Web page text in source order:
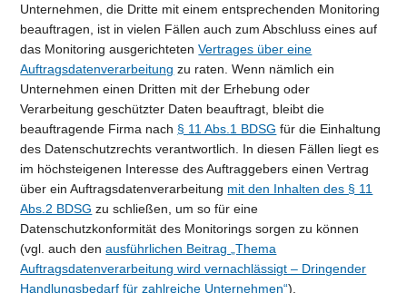
Unternehmen, die Dritte mit einem entsprechenden Monitoring
beauftragen, ist in vielen Fällen auch zum Abschluss eines auf
das Monitoring ausgerichtetenVertrages über eine
Auftragsdatenverarbeitung zu raten. Wenn nämlich ein
Unternehmen einen Dritten mit der Erhebung oder
Verarbeitung geschützter Daten beauftragt, bleibt die
beauftragende Firma nach § 11 Abs.1 BDSG für die Einhaltung
des Datenschutzrechts verantwortlich. In diesen Fällen liegt es
im höchsteigenen Interesse des Auftraggebers einen Vertrag
über ein Auftragsdatenverarbeitung mit den Inhalten des § 11
Abs.2 BDSG zu schließen, um so für eine
Datenschutzkonformität des Monitorings sorgen zu können
(vgl. auch denausführlichen Beitrag „Thema
Auftragsdatenverarbeitung wird vernachlässigt – Dringender
Handlungsbedarf für zahlreiche Unternehmen“).